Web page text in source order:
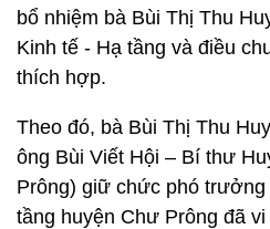
bổ nhiệm bà Bùi Thị Thu
Kinh tế - Hạ tầng và điều
thích hợp.
Theo đó, bà Bùi Thị Thu
ông Bùi Viết Hội – Bí thư
Prông) giữ chức phó
tầng huyện Chư Prông đã